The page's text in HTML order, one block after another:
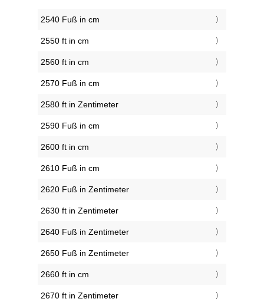
2540 Fuß in cm
2550 ft in cm
2560 ft in cm
2570 Fuß in cm
2580 ft in Zentimeter
2590 Fuß in cm
2600 ft in cm
2610 Fuß in cm
2620 Fuß in Zentimeter
2630 ft in Zentimeter
2640 Fuß in Zentimeter
2650 Fuß in Zentimeter
2660 ft in cm
2670 ft in Zentimeter